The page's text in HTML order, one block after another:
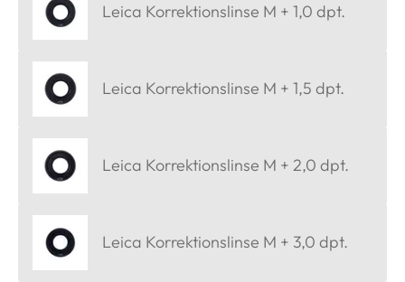
Leica Korrektionslinse M + 1,0 dpt.
Leica Korrektionslinse M + 1,5 dpt.
Leica Korrektionslinse M + 2,0 dpt.
Leica Korrektionslinse M + 3,0 dpt.